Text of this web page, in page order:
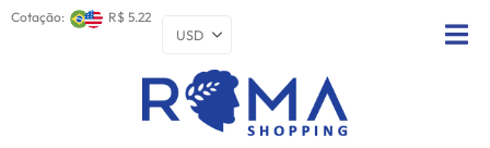
Cotação: R$ 5.22